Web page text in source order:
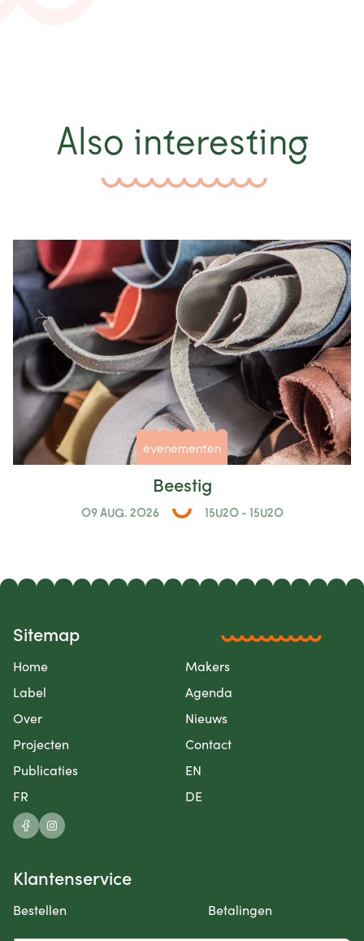
Also interesting
evenementen
Beestig
09 AUG. 2026 15U20 - 15U20
Sitemap
Home
Makers
Label
Agenda
Over
Nieuws
Projecten
Contact
Publicaties
EN
FR
DE
Klantenservice
Bestellen
Betalingen